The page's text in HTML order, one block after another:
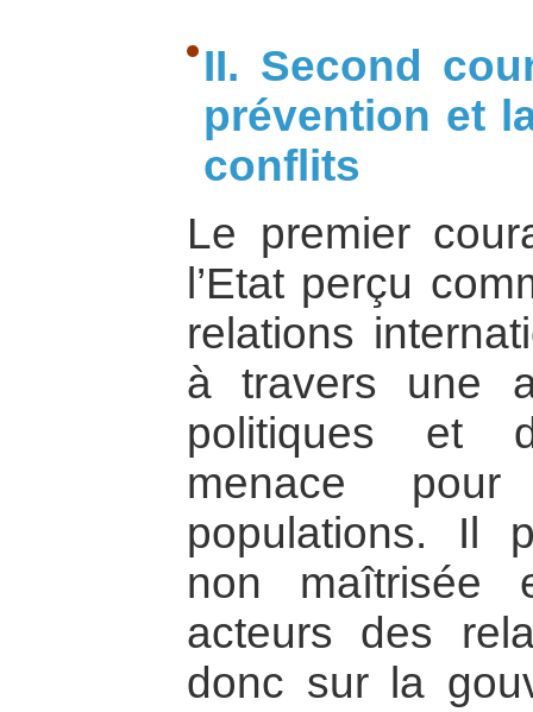
II. Second
prévention et
conflits
Le premier
l’Etat perçu
relations
à travers une
politiques et
menace
populations. Il
non maîtrisée
acteurs des
donc sur la